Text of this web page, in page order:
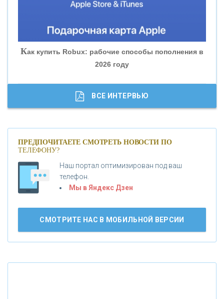
«БАНК ГЛОБЭКС»
«СОВКОМБАНК»
«ГАЗПРОМБАНК»
«МОСКОВСКИЙ КРЕДИТНЫЙ БАНК»
«БАНК ВОЗРОЖДЕНИЕ»
АО «КРЕДИТ ЕВРОПА БАНК»
Как купить Robux: рабочие способы пополнения в
2026 году
Банки.ру обновил логотип впервые за 19 лет -
ВСЕ ИНТЕРВЬЮ
ПРЕДПОЧИТАЕТЕ СМОТРЕТЬ НОВОСТИ ПО
ТЕЛЕФОНУ?
Наш портал оптимизирован под ваш
телефон.
Мы в Яндекс Дзен
СМОТРИТЕ НАС В МОБИЛЬНОЙ ВЕРСИИ